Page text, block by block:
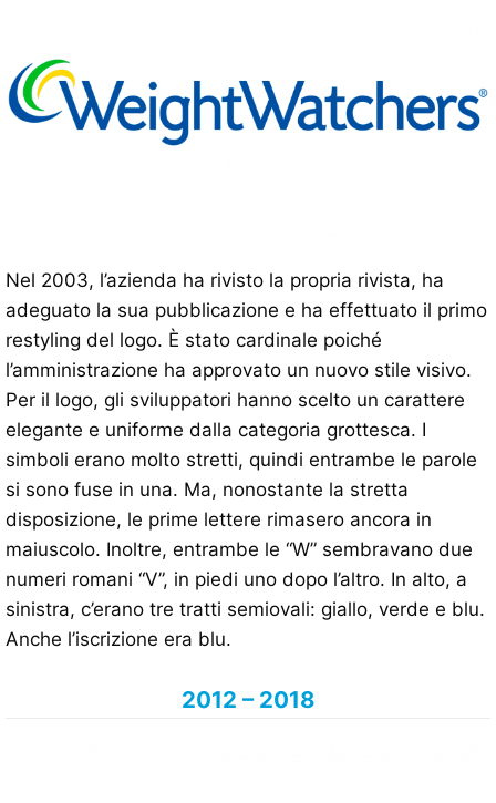
Nel 2003, l’azienda ha rivisto la propria rivista, ha
adeguato la sua pubblicazione e ha effettuato il primo
restyling del logo. È stato cardinale poiché
l’amministrazione ha approvato un nuovo stile visivo.
Per il logo, gli sviluppatori hanno scelto un carattere
elegante e uniforme dalla categoria grottesca. I
simboli erano molto stretti, quindi entrambe le parole
si sono fuse in una. Ma, nonostante la stretta
disposizione, le prime lettere rimasero ancora in
maiuscolo. Inoltre, entrambe le “W” sembravano due
numeri romani “V”, in piedi uno dopo l’altro. In alto, a
sinistra, c’erano tre tratti semiovali: giallo, verde e blu.
Anche l’iscrizione era blu.
2012 – 2018